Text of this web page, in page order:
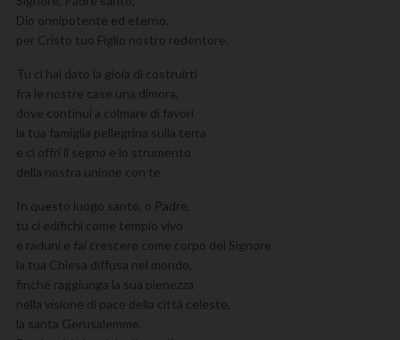
Dio onnipotente ed eterno,
per Cristo tuo Figlio nostro redentore.
Tu ci hai dato la gioia di costruirti
fra le nostre case una dimora,
dove continui a colmare di favori
la tua famiglia pellegrina sulla terra
e ci offri il segno e lo strumento
della nostra unione con te.
In questo luogo santo, o Padre,
tu ci edifichi come tempio vivo
e raduni e fai crescere come corpo del Signore
la tua Chiesa diffusa nel mondo,
finché raggiunga la sua pienezza
nella visione di pace della città celeste,
la santa Gerusalemme.